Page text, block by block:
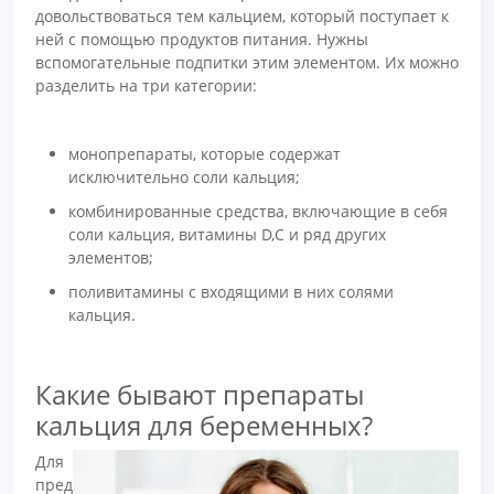
довольствоваться тем кальцием, который поступает к
ней с помощью продуктов питания. Нужны
вспомогательные подпитки этим элементом. Их можно
разделить на три категории:
монопрепараты, которые содержат
исключительно соли кальция;
комбинированные средства, включающие в себя
соли кальция, витамины D,С и ряд других
элементов;
поливитамины с входящими в них солями
кальция.
Какие бывают препараты
кальция для беременных?
Для
пред